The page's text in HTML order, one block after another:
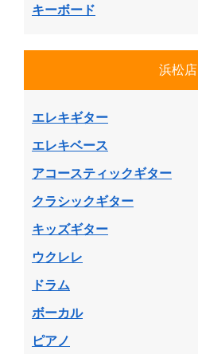
キーボード
浜松店
エレキギター
エレキベース
アコースティックギター
クラシックギター
キッズギター
ウクレレ
ドラム
ボーカル
ピアノ